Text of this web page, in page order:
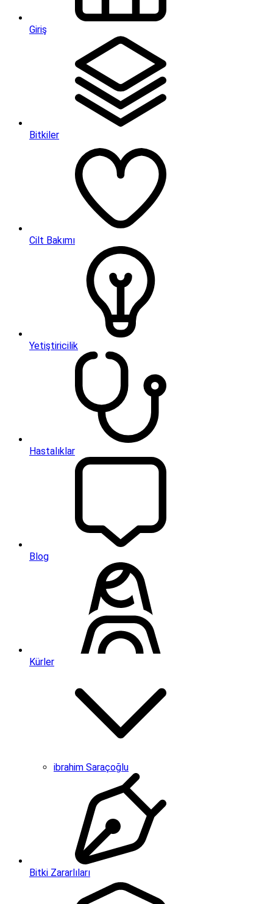
Giriş
Bitkiler
Cilt Bakımı
Yetiştiricilik
Hastalıklar
Blog
Kürler
ibrahim Saraçoğlu
Bitki Zararlıları